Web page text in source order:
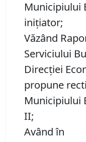
Municipiului
inițiator;
Văzând
Serviciului
Direcției
propune
Municipiului
II;
Având în